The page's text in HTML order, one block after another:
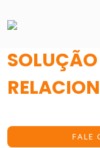
SOLUÇÃO
FALE